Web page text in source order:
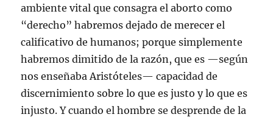
ambiente vital que consagra el aborto como
“derecho” habremos dejado de merecer el
calificativo de humanos; porque simplemente
habremos dimitido de la razón, que es —según
nos enseñaba Aristóteles— capacidad de
discernimiento sobre lo que es justo y lo que es
injusto. Y cuando el hombre se desprende de la